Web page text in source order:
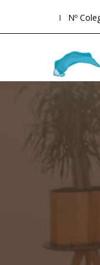
Nº